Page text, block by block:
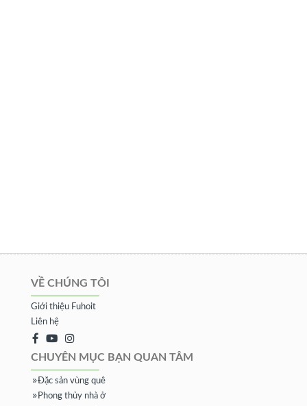
VỀ CHÚNG TÔI
Giới thiệu Fuhoit
Liên hệ
CHUYÊN MỤC BẠN QUAN TÂM
Đặc sản vùng quê
Phong thủy nhà ở